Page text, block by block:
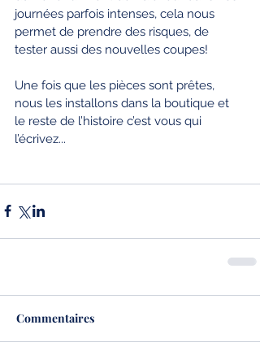
journées parfois intenses, cela nous
permet de prendre des risques, de
tester aussi des nouvelles coupes!
Une fois que les pièces sont prêtes,
nous les installons dans la boutique et
le reste de l’histoire c’est vous qui
l’écrivez...
Commentaires